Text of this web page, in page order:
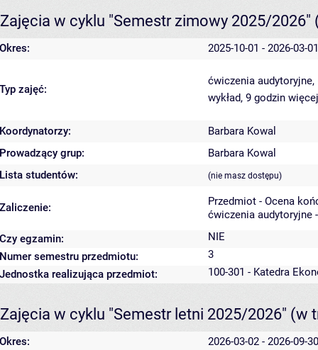
Zajęcia w cyklu "Semestr zimowy 2025/2026"
Okres: 2025-10-01 - 2026-03-01
Typ zajęć:
ćwiczenia
wykład, 9 godzin
Koordynatorzy:
Barbara Kowal
Prowadzący grup:
Barbara Kowal
Lista studentów:
(nie masz dostępu)
Zaliczenie:
Przedmiot - Ocena
ćwiczenia audytoryjne
Czy egzamin:
NIE
Numer semestru przedmiotu:
3
Jednostka realizująca przedmiot:
100-301 - Katedra
Zajęcia w cyklu "Semestr letni 2025/2026" (w
Okres: 2026-03-02 - 2026-09-30